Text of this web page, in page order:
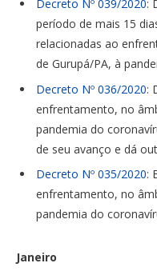
Decreto Nº 039/2020:
período de mais 15
relacionadas ao
de Gurupá/PA, à
Decreto Nº 036/2020:
enfrentamento, no
pandemia do
de seu avanço e dá
Decreto Nº 035/2020:
enfrentamento, no
pandemia do
Janeiro